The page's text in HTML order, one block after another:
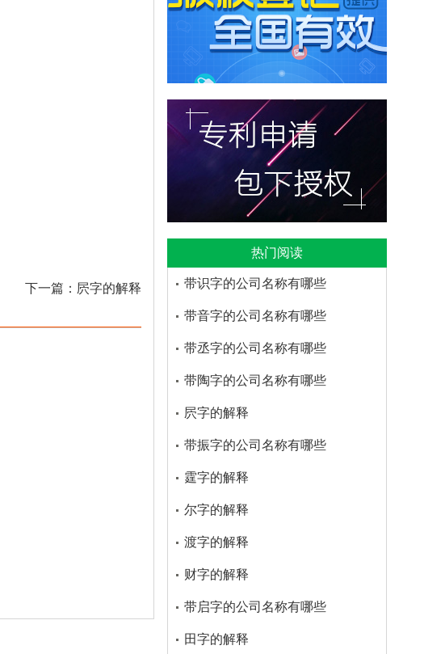
下一篇：屄字的解释
热门阅读
带识字的公司名称有哪些
带音字的公司名称有哪些
带丞字的公司名称有哪些
带陶字的公司名称有哪些
屄字的解释
带振字的公司名称有哪些
霆字的解释
尔字的解释
渡字的解释
财字的解释
带启字的公司名称有哪些
田字的解释